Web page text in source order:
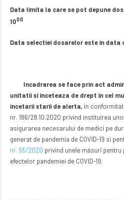
Data limita la care se pot depune
1000
Data selectiei dosarelor este in
Incadrarea se face prin act
unitatii si inceteaza de drept in cel
incetarii starii de alerta, in
nr. 186/28.10.2020 privind instituirea
asigurarea necesarului de medici pe
generat de pandemia de COVID-19 si
nr. 55/2020 privind unele măsuri
efectelor pandemiei de COVID-19.